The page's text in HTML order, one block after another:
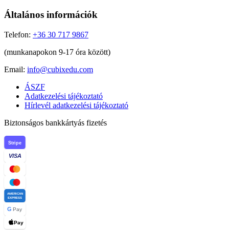
Általános információk
Telefon: +36 30 717 9867
(munkanapokon 9-17 óra között)
Email: info@cubixedu.com
ÁSZF
Adatkezelési tájékoztató
Hírlevél adatkezelési tájékoztató
Biztonságos bankkártyás fizetés
Stripe
VISA
AMERICAN
EXPRESS
G Pay
Pay